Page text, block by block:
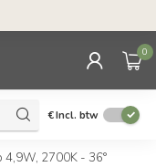
0
€Incl. btw
4,9W, 2700K - 36°